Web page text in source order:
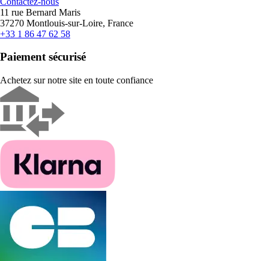
11 rue Bernard Maris
37270 Montlouis-sur-Loire, France
+33 1 86 47 62 58
Paiement sécurisé
Achetez sur notre site en toute confiance